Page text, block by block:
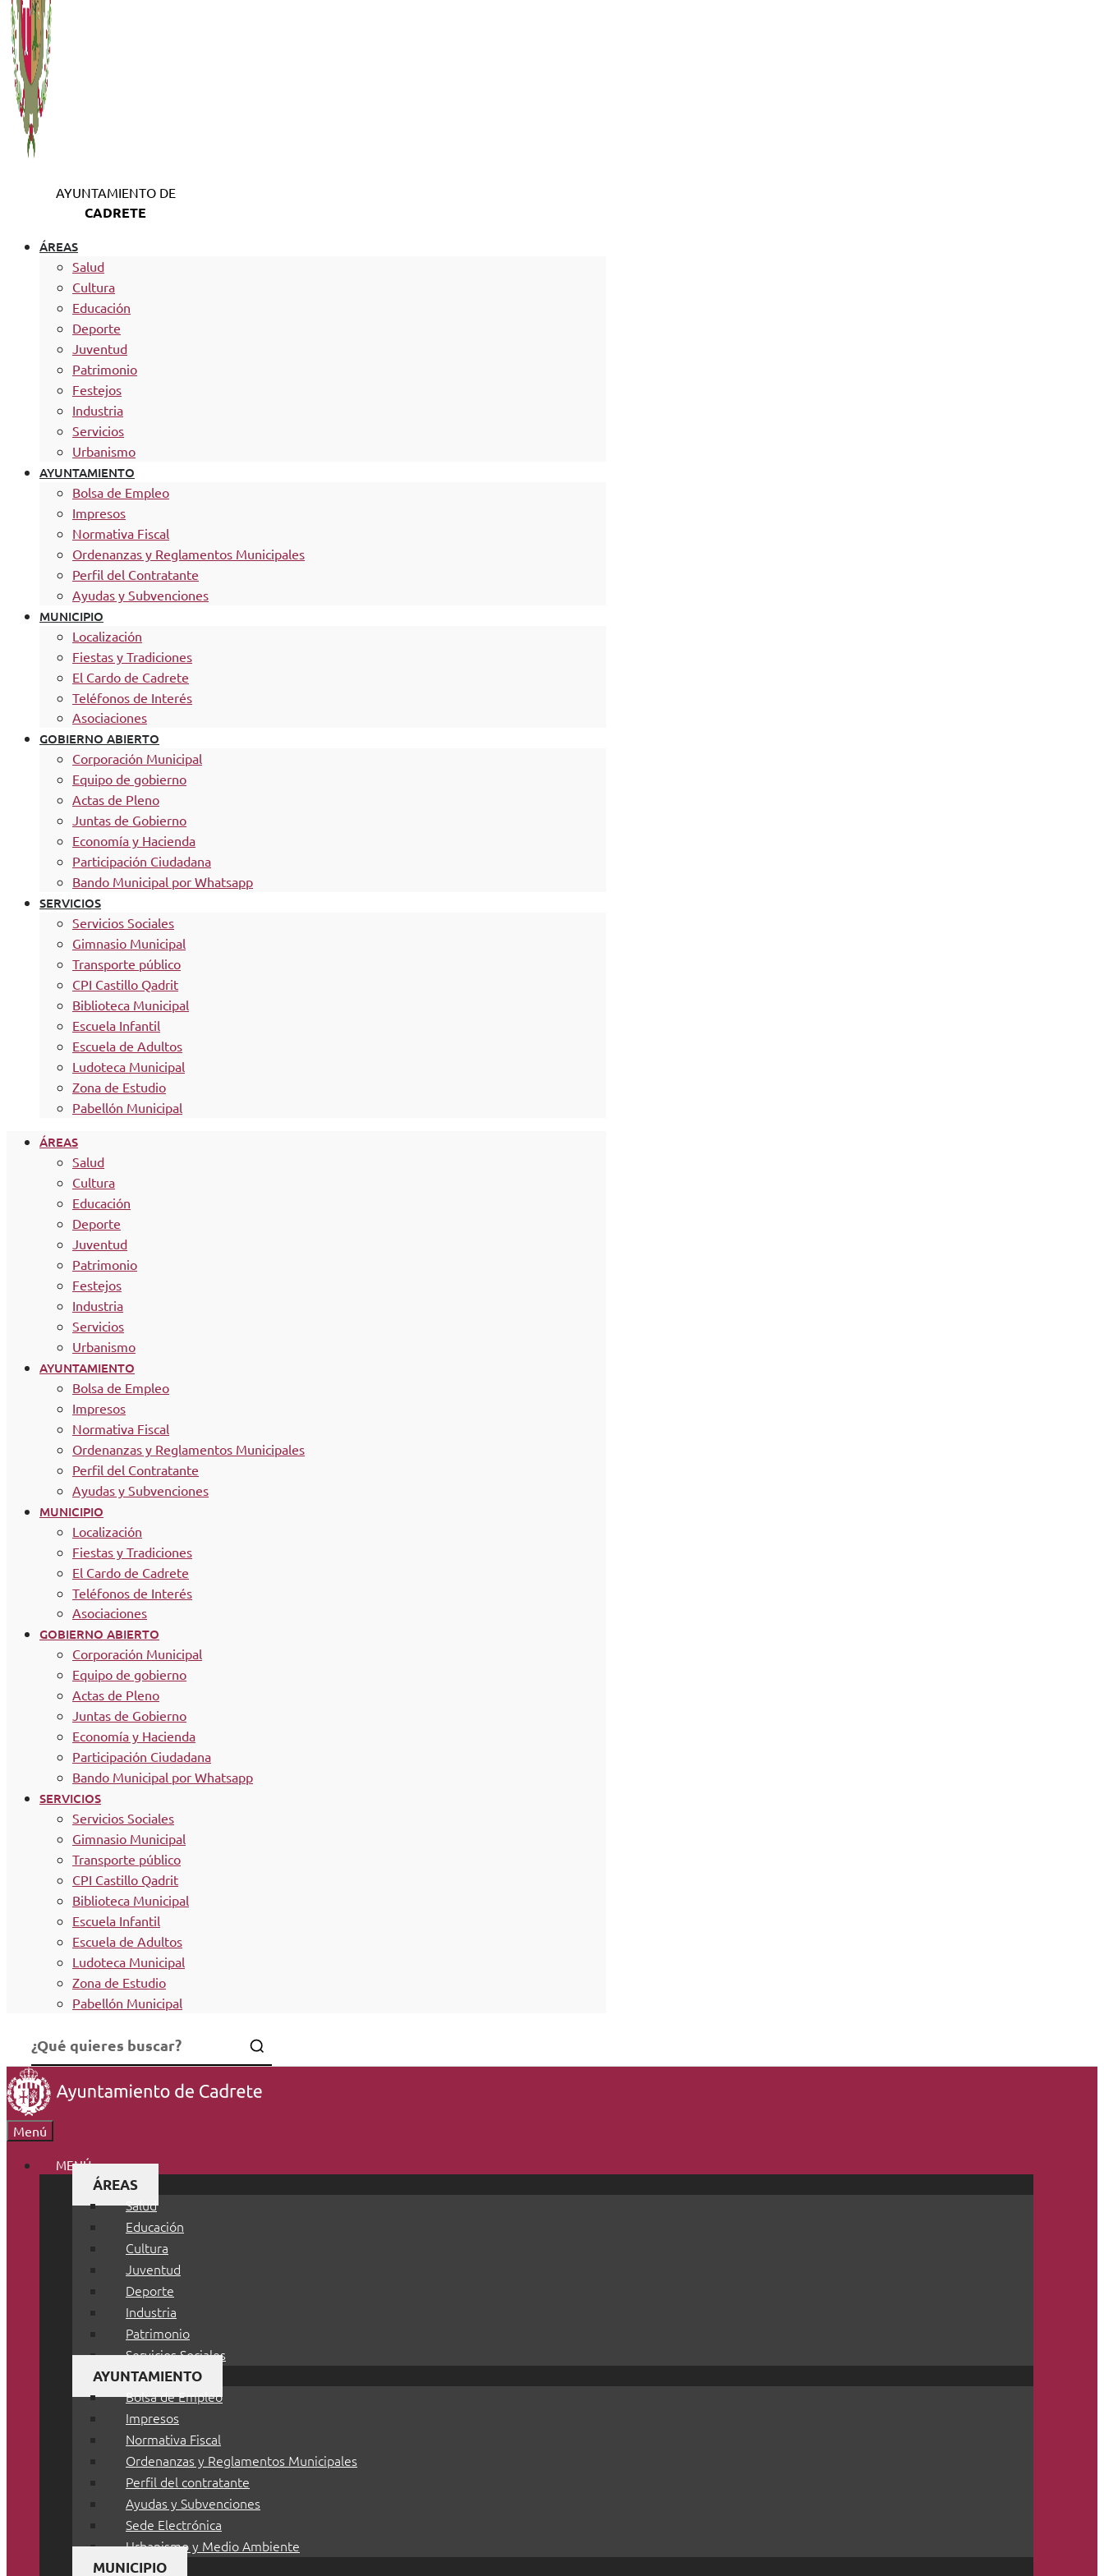
AYUNTAMIENTO DE
CADRETE
ÁREAS
Salud
Cultura
Educación
Deporte
Juventud
Patrimonio
Festejos
Industria
Servicios
Urbanismo
AYUNTAMIENTO
Bolsa de Empleo
Impresos
Normativa Fiscal
Ordenanzas y Reglamentos Municipales
Perfil del Contratante
Ayudas y Subvenciones
MUNICIPIO
Localización
Fiestas y Tradiciones
El Cardo de Cadrete
Teléfonos de Interés
Asociaciones
GOBIERNO ABIERTO
Corporación Municipal
Equipo de gobierno
Actas de Pleno
Juntas de Gobierno
Economía y Hacienda
Participación Ciudadana
Bando Municipal por Whatsapp
SERVICIOS
Servicios Sociales
Gimnasio Municipal
Transporte público
CPI Castillo Qadrit
Biblioteca Municipal
Escuela Infantil
Escuela de Adultos
Ludoteca Municipal
Zona de Estudio
Pabellón Municipal
ÁREAS
Salud
Cultura
Educación
Deporte
Juventud
Patrimonio
Festejos
Industria
Servicios
Urbanismo
AYUNTAMIENTO
Bolsa de Empleo
Impresos
Normativa Fiscal
Ordenanzas y Reglamentos Municipales
Perfil del Contratante
Ayudas y Subvenciones
MUNICIPIO
Localización
Fiestas y Tradiciones
El Cardo de Cadrete
Teléfonos de Interés
Asociaciones
GOBIERNO ABIERTO
Corporación Municipal
Equipo de gobierno
Actas de Pleno
Juntas de Gobierno
Economía y Hacienda
Participación Ciudadana
Bando Municipal por Whatsapp
SERVICIOS
Servicios Sociales
Gimnasio Municipal
Transporte público
CPI Castillo Qadrit
Biblioteca Municipal
Escuela Infantil
Escuela de Adultos
Ludoteca Municipal
Zona de Estudio
Pabellón Municipal
Menú
MENÚ
ÁREAS
Salud
Educación
Cultura
Juventud
Deporte
Industria
Patrimonio
Servicios Sociales
AYUNTAMIENTO
Bolsa de Empleo
Impresos
Normativa Fiscal
Ordenanzas y Reglamentos Municipales
Perfil del contratante
Ayudas y Subvenciones
Sede Electrónica
Urbanismo y Medio Ambiente
MUNICIPIO